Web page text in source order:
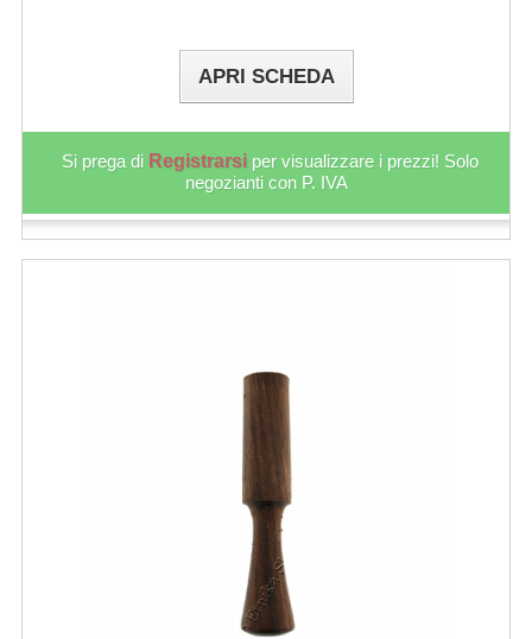
APRI SCHEDA
Si prega di Registrarsi per visualizzare i prezzi! Solo
negozianti con P. IVA